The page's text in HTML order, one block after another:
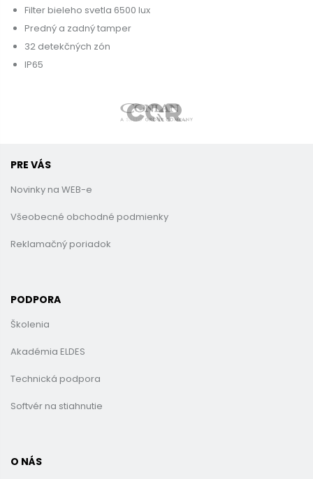
Filter bieleho svetla 6500 lux
Predný a zadný tamper
32 detekčných zón
IP65
PRE VÁS
Novinky na WEB-e
Všeobecné obchodné podmienky
Reklamačný poriadok
PODPORA
Školenia
Akadémia ELDES
Technická podpora
Softvér na stiahnutie
O NÁS